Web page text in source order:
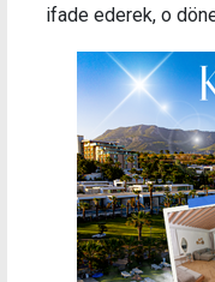
ifade ederek, o